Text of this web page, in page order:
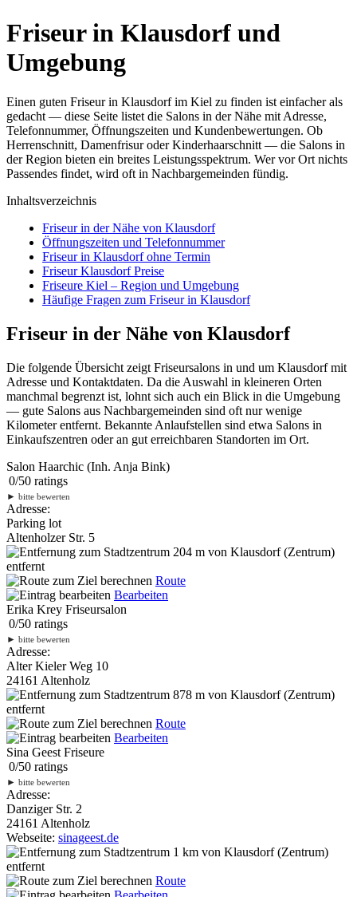
Friseur in Klausdorf und
Umgebung
Einen guten Friseur in Klausdorf im Kiel zu finden ist einfacher als
gedacht — diese Seite listet die Salons in der Nähe mit Adresse,
Telefonnummer, Öffnungszeiten und Kundenbewertungen. Ob
Herrenschnitt, Damenfrisur oder Kinderhaarschnitt — die Salons in
der Region bieten ein breites Leistungsspektrum. Wer vor Ort nichts
Passendes findet, wird oft in Nachbargemeinden fündig.
Inhaltsverzeichnis
Friseur in der Nähe von Klausdorf
Öffnungszeiten und Telefonnummer
Friseur in Klausdorf ohne Termin
Friseur Klausdorf Preise
Friseure Kiel – Region und Umgebung
Häufige Fragen zum Friseur in Klausdorf
Friseur in der Nähe von Klausdorf
Die folgende Übersicht zeigt Friseursalons in und um Klausdorf mit
Adresse und Kontaktdaten. Da die Auswahl in kleineren Orten
manchmal begrenzt ist, lohnt sich auch ein Blick in die Umgebung
— gute Salons aus Nachbargemeinden sind oft nur wenige
Kilometer entfernt. Bekannte Anlaufstellen sind etwa Salons in
Einkaufszentren oder an gut erreichbaren Standorten im Ort.
Salon Haarchic (Inh. Anja Bink)
0/50 ratings
► bitte bewerten
Adresse:
Parking lot
Altenholzer Str. 5
204 m von Klausdorf (Zentrum)
entfernt
Route
Bearbeiten
Erika Krey Friseursalon
0/50 ratings
► bitte bewerten
Adresse:
Alter Kieler Weg 10
24161 Altenholz
878 m von Klausdorf (Zentrum)
entfernt
Route
Bearbeiten
Sina Geest Friseure
0/50 ratings
► bitte bewerten
Adresse:
Danziger Str. 2
24161 Altenholz
Webseite: sinageest.de
1 km von Klausdorf (Zentrum)
entfernt
Route